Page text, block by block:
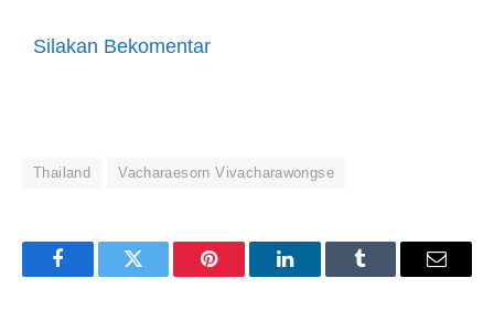
Silakan Bekomentar
Thailand Vacharaesorn Vivacharawongse
FacebookTwitter Pinterest LinkedInTumblr Email